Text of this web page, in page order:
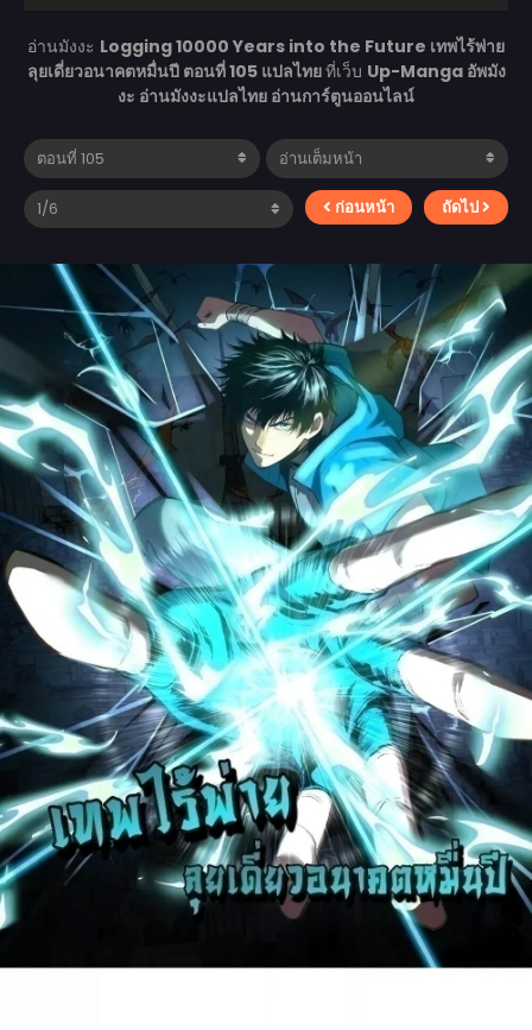
อ่านมังงะ Logging 10000 Years into the Future เทพไร้พ่าย
ลุยเดี่ยวอนาคตหมื่นปี ตอนที่ 105 แปลไทยที่เว็บ Up-Manga อัพมัง
งะ อ่านมังงะแปลไทย อ่านการ์ตูนออนไลน์
ก่อนหน้า ถัดไป